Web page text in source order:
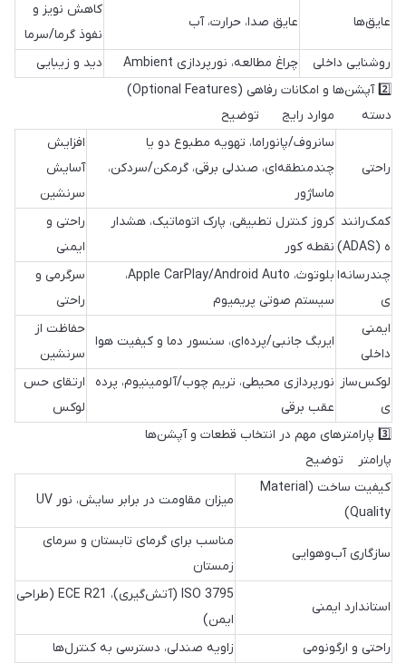
عایق‌ها عایق صدا، حرارت، آب
کاهش نویز و
نفوذ گرما/سرما
روشنایی داخلی
چراغ مطالعه، نورپردازی Ambient
دید و زیبایی
2️⃣ آپشن‌ها و امکانات رفاهی (Optional Features)
دسته موارد رایج توضیح
راحتی
سانروف/پانوراما، تهویه مطبوع دو یا
چندمنطقه‌ای، صندلی برقی، گرمکن/سردکن،
ماساژور
افزایش
آسایش
سرنشین
کمک‌رانند
ه (ADAS)
کروز کنترل تطبیقی، پارک اتوماتیک، هشدار
نقطه کور
راحتی و
ایمنی
چند‌رسانه‌ا
ی
بلوتوث، Apple CarPlay/Android Auto،
سیستم صوتی پریمیوم
سرگرمی و
راحتی
ایمنی
داخلی
ایربگ جانبی/پرده‌ای، سنسور دما و کیفیت هوا
حفاظت از
سرنشین
لوکس‌ساز
ی
نورپردازی محیطی، تریم چوب/آلومینیوم، پرده
عقب برقی
ارتقای حس
لوکس
3️⃣ پارامترهای مهم در انتخاب قطعات و آپشن‌ها
پارامتر توضیح
کیفیت ساخت (Material
Quality)
میزان مقاومت در برابر سایش، نور UV
سازگاری آب‌وهوایی
مناسب برای گرمای تابستان و سرمای
زمستان
استاندارد ایمنی
ISO 3795 (آتش‌گیری)، ECE R21 (طراحی
ایمن)
راحتی و ارگونومی
زاویه صندلی، دسترسی به کنترل‌ها